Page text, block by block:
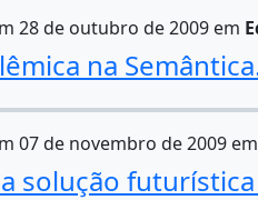
28 de outubro de 2009 em
na
07 de novembro de 2009 em
solução